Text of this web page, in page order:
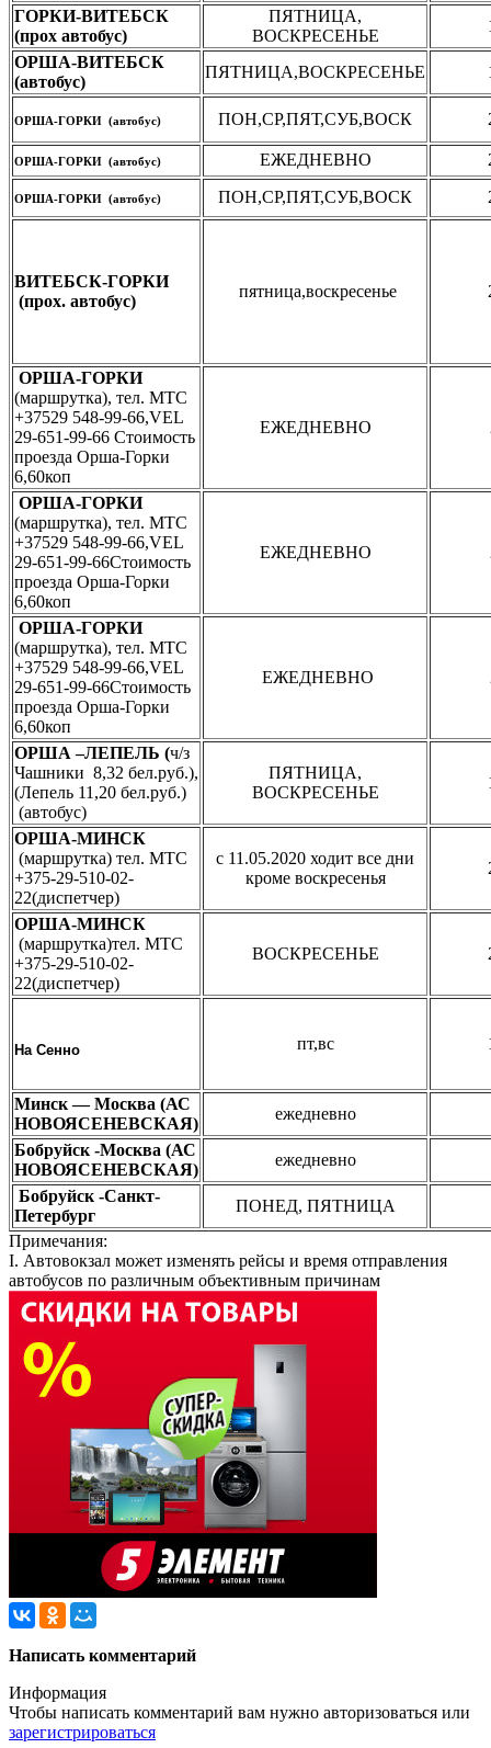
ГОРКИ-ВИТЕБСК
(прох автобус)
ПЯТНИЦА,
ВОСКРЕСЕНЬЕ
ОРША-ВИТЕБСК
(автобус)
ПЯТНИЦА,ВОСКРЕСЕНЬЕ
ОРША-ГОРКИ (автобус) ПОН,СР,ПЯТ,СУБ,ВОСК
ОРША-ГОРКИ (автобус) ЕЖЕДНЕВНО
ОРША-ГОРКИ (автобус) ПОН,СР,ПЯТ,СУБ,ВОСК
ВИТЕБСК-ГОРКИ
(прох. автобус)
пятница,воскресенье
ОРША-ГОРКИ
(маршрутка), тел. МТС
+37529 548-99-66,VEL
29-651-99-66 Стоимость
проезда Орша-Горки
6,60коп
ЕЖЕДНЕВНО
ОРША-ГОРКИ
(маршрутка), тел. МТС
+37529 548-99-66,VEL
29-651-99-66Стоимость
проезда Орша-Горки
6,60коп
ЕЖЕДНЕВНО
ОРША-ГОРКИ
(маршрутка), тел. МТС
+37529 548-99-66,VEL
29-651-99-66Стоимость
проезда Орша-Горки
6,60коп
ЕЖЕДНЕВНО
ОРША –ЛЕПЕЛЬ (ч/з
Чашники 8,32 бел.руб.),
(Лепель 11,20 бел.руб.)
(автобус)
ПЯТНИЦА,
ВОСКРЕСЕНЬЕ
ОРША-МИНСК
(маршрутка) тел. МТС
+375-29-510-02-
22(диспетчер)
c 11.05.2020 ходит все дни
кроме воскресенья
ОРША-МИНСК
(маршрутка)тел. МТС
+375-29-510-02-
22(диспетчер)
ВОСКРЕСЕНЬЕ
На Сенно пт,вс
Минск — Москва (АС
НОВОЯСЕНЕВСКАЯ)
ежедневно
Бобруйск -Москва (АС
НОВОЯСЕНЕВСКАЯ)
ежедневно
Бобруйск -Санкт-
Петербург
ПОНЕД, ПЯТНИЦА
Примечания:
I. Автовокзал может изменять рейсы и время отправления
автобусов по различным объективным причинам
Написать комментарий
Информация
Чтобы написать комментарий вам нужно авторизоваться или
зарегистрироваться